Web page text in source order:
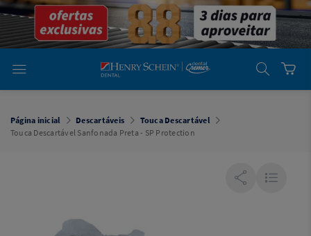
emDental
Cremer -
Henry Schein
Laboratório
Laboratório
Cremer -
Henry Schein
em
Dental
Página inicial Descartáveis
Touca Descartável
Touca Descartável Sanfonada Preta - SP Protection